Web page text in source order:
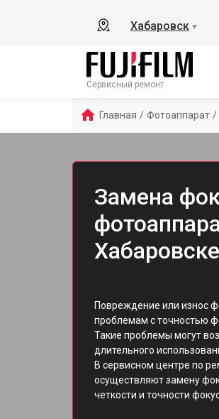
Хабаровск ▼
Сервисный ремонт
Главная / Фотоаппарат /
Замена
Хабаровске
Повреждение или износ
проблемам с точностью
Такие проблемы могут
длительного
В сервисном центре по
осуществляют замену
четкости и точности